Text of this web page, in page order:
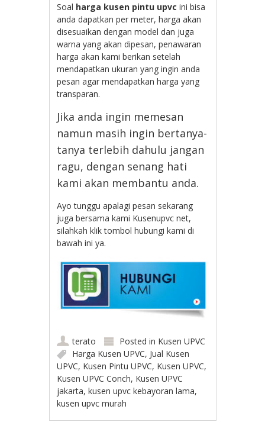
Soal harga kusen pintu upvc ini bisa
anda dapatkan per meter, harga akan
disesuaikan dengan model dan juga
warna yang akan dipesan, penawaran
harga akan kami berikan setelah
mendapatkan ukuran yang ingin anda
pesan agar mendapatkan harga yang
transparan.
Jika anda ingin memesan
namun masih ingin bertanya-
tanya terlebih dahulu jangan
ragu, dengan senang hati
kami akan membantu anda.
Ayo tunggu apalagi pesan sekarang
juga bersama kami Kusenupvc net,
silahkah klik tombol hubungi kami di
bawah ini ya.
terato Posted in Kusen UPVC
Harga Kusen UPVC, Jual Kusen
UPVC, Kusen Pintu UPVC, Kusen UPVC,
Kusen UPVC Conch, Kusen UPVC
jakarta,kusen upvc kebayoran lama,
kusen upvc murah